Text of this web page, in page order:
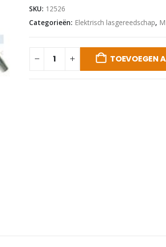
SKU: 12526
Categorieën: Elektrisch lasgereedschap,
TOEVOEGEN